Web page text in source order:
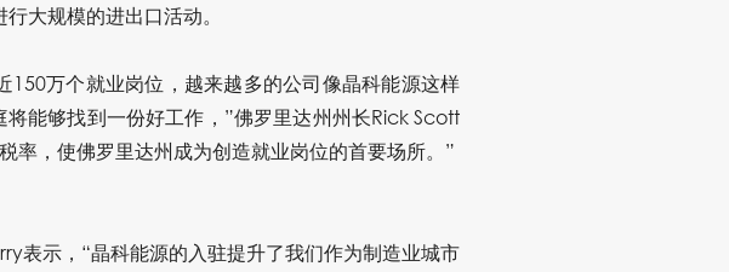
大规模的进出口活动。
万个就业岗位，越来越多的公司像晶科能源这样
能够找到一份好工作，”佛罗里达州州长Rick Scott
率，使佛罗里达州成为创造就业岗位的首要场所。”
表示，“晶科能源的入驻提升了我们作为制造业城市